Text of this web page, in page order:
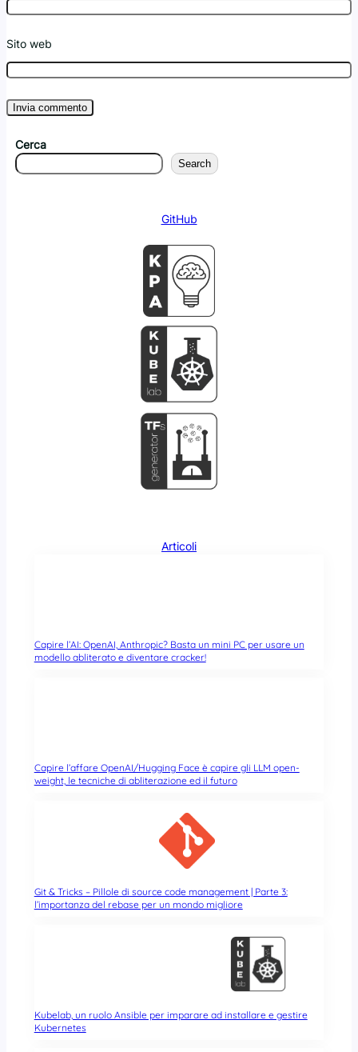
Sito web
Cerca
Search
GitHub
Articoli
Capire l’AI: OpenAI, Anthropic? Basta un mini PC per usare un
modello abliterato e diventare cracker!
Capire l’affare OpenAI/Hugging Face è capire gli LLM open-
weight, le tecniche di abliterazione ed il futuro
Git & Tricks – Pillole di source code management | Parte 3:
l’importanza del rebase per un mondo migliore
Kubelab, un ruolo Ansible per imparare ad installare e gestire
Kubernetes